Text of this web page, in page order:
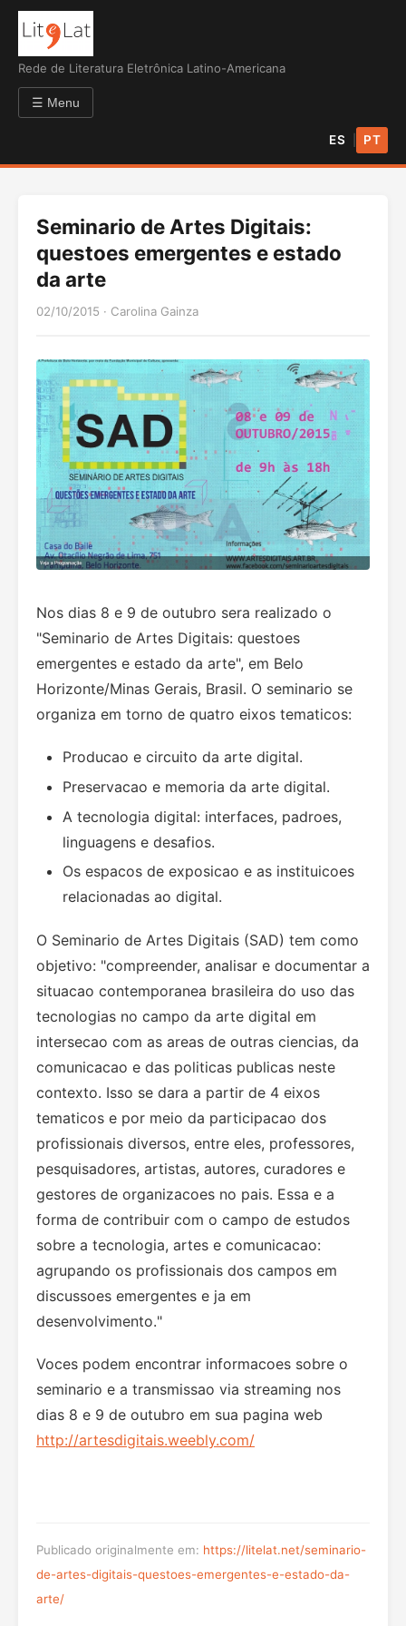
Rede de Literatura Eletrônica Latino-Americana
☰ Menu
ES PT
Seminario de Artes Digitais:
questoes emergentes e estado
da arte
02/10/2015 · Carolina Gainza
Nos dias 8 e 9 de outubro sera realizado o
"Seminario de Artes Digitais: questoes
emergentes e estado da arte", em Belo
Horizonte/Minas Gerais, Brasil. O seminario se
organiza em torno de quatro eixos tematicos:
Producao e circuito da arte digital.
Preservacao e memoria da arte digital.
A tecnologia digital: interfaces, padroes,
linguagens e desafios.
Os espacos de exposicao e as instituicoes
relacionadas ao digital.
O Seminario de Artes Digitais (SAD) tem como
objetivo: "compreender, analisar e documentar a
situacao contemporanea brasileira do uso das
tecnologias no campo da arte digital em
intersecao com as areas de outras ciencias, da
comunicacao e das politicas publicas neste
contexto. Isso se dara a partir de 4 eixos
tematicos e por meio da participacao dos
profissionais diversos, entre eles, professores,
pesquisadores, artistas, autores, curadores e
gestores de organizacoes no pais. Essa e a
forma de contribuir com o campo de estudos
sobre a tecnologia, artes e comunicacao:
agrupando os profissionais dos campos em
discussoes emergentes e ja em
desenvolvimento."
Voces podem encontrar informacoes sobre o
seminario e a transmissao via streaming nos
dias 8 e 9 de outubro em sua pagina web
http://artesdigitais.weebly.com/
Publicado originalmente em: https://litelat.net/seminario-
de-artes-digitais-questoes-emergentes-e-estado-da-
arte/